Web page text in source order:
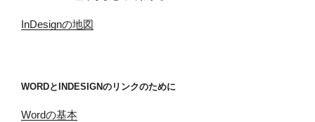
InDesignの地図
WORDとINDESIGNのリンクのために
Wordの基本